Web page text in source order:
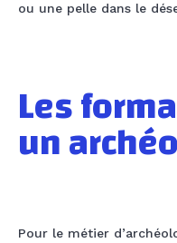
ou une pelle dans le
Les
un
Pour le métier